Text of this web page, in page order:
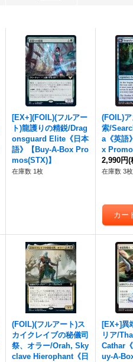
[EX+](FOIL)(フルアー
ト)龍護りの精鋭/Drag
onsguard Elite《日本
語》【Buy-A-Box Pro
mos(STX)】
在庫数 1枚
(FOIL)
索/
a《英語
x
2,990円(
在庫数 3枚
(FOIL)(フルアート)ス
カイクレイブの秘儀司
祭、オラー/Orah, Sky
clave Hierophant《日
[EX+]異
リア/
Cathar
uy-A-